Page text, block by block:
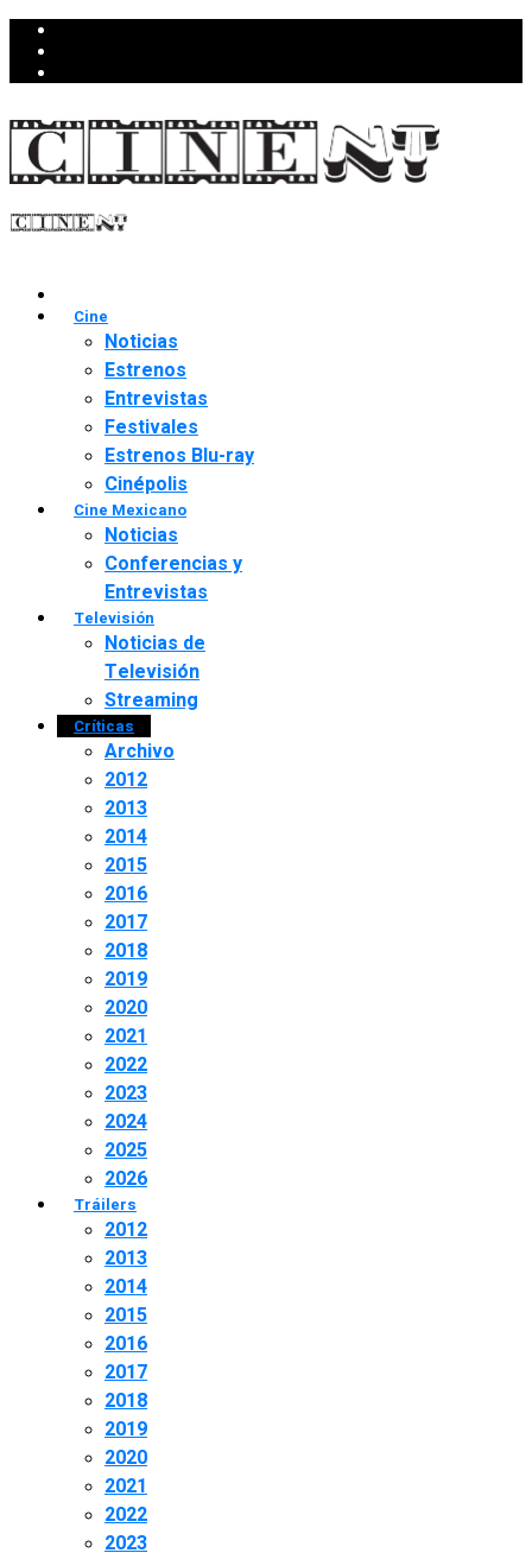
Cine
Noticias
Estrenos
Entrevistas
Festivales
Estrenos Blu-ray
Cinépolis
Cine Mexicano
Noticias
Conferencias y
Entrevistas
Televisión
Noticias de
Televisión
Streaming
Críticas
Archivo
2012
2013
2014
2015
2016
2017
2018
2019
2020
2021
2022
2023
2024
2025
2026
Tráilers
2012
2013
2014
2015
2016
2017
2018
2019
2020
2021
2022
2023